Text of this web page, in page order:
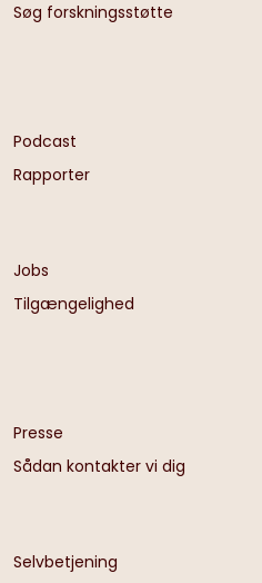
Søg forskningsstøtte
Podcast
Rapporter
Jobs
Tilgængelighed
Presse
Sådan kontakter vi dig
Selvbetjening